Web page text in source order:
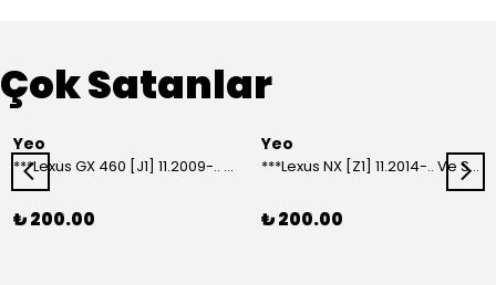
Çok Satanlar
Yeo
***Lexus GX 460 [J1] 11.2009-.. Ve Sonrası Model Yılları İçin Uyumlu Yeo Arka Silecek
₺ 200.00
Yeo
***Lexus NX [Z1] 11.2014-.. Ve Sonrası Model Yılları İçin Uyumlu Yeo Arka Silecek
₺ 200.00